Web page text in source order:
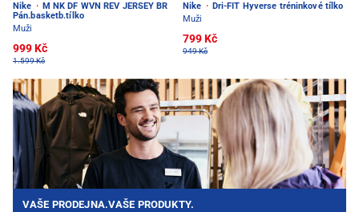
Nike · M NK DF WVN REV JERSEY BR
Pán.basketb.tílko
Muži
999 Kč
1.599 Kč
Nike · Dri-FIT Hyverse tréninkové tílko
Muži
799 Kč
949 Kč
VAŠE PRODEJNA.VAŠE PRODUKTY.